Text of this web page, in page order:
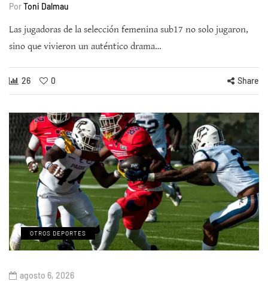
PorToni Dalmau
Las jugadoras de la selección femenina sub17 no solo jugaron,
sino que vivieron un auténtico drama…
26 0 Share
OTROS DEPORTES
agosto 6, 2026